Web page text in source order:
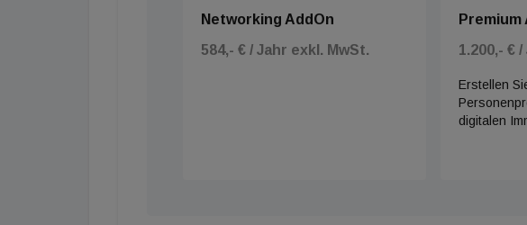
Networking AddOn
584,- € / Jahr exkl. MwSt.
Premium
1.200,- €
Erstellen
digitalen